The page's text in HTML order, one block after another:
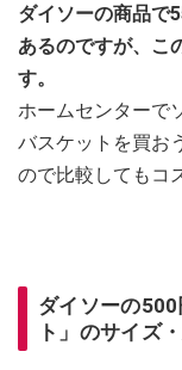
ダイソーの商品で
あるのですが、こ
す。
ホームセンターで
バスケットを買お
ので比較してもコ
ダイソーの
ト」のサイズ